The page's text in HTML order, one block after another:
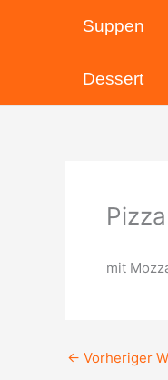
Suppen
Dessert
mit
← Vorheriger